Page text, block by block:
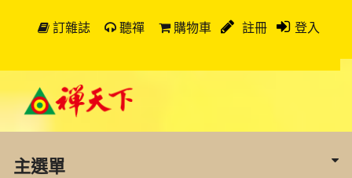
訂雜誌 聽禪 購物車 註冊 登入
主選單